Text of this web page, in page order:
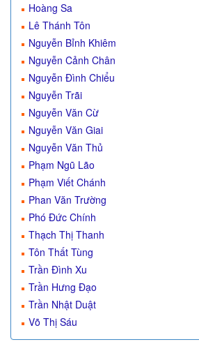
Hoàng Sa
Lê Thánh Tôn
Nguyễn Bỉnh Khiêm
Nguyễn Cảnh Chân
Nguyễn Đình Chiểu
Nguyễn Trãi
Nguyễn Văn Cừ
Nguyễn Văn Giai
Nguyễn Văn Thủ
Phạm Ngũ Lão
Phạm Viết Chánh
Phan Văn Trường
Phó Đức Chính
Thạch Thị Thanh
Tôn Thất Tùng
Trần Đình Xu
Trần Hưng Đạo
Trần Nhật Duật
Võ Thị Sáu